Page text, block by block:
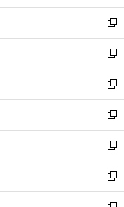
開
く
ウ
で
開
く
ン
ド
ウ
で
開
く
ウ
ィ
ン
ド
ウ
で
開
く
新
し
い
ウ
ィ
ン
ド
ウ
で
開
く
新
し
い
ウ
ィ
ン
ド
ウ
で
開
新
し
い
ウ
ィ
ン
ド
ウ
新
し
い
ウ
ィ
ン
新
し
い
ウ
新
し